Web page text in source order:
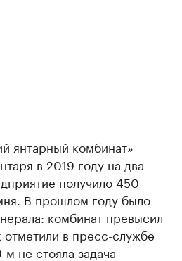
янтарный комбинат»
в 2019 году на два
получило 450
В прошлом году было
комбинат превысил
в пресс-службе
не стояла задача